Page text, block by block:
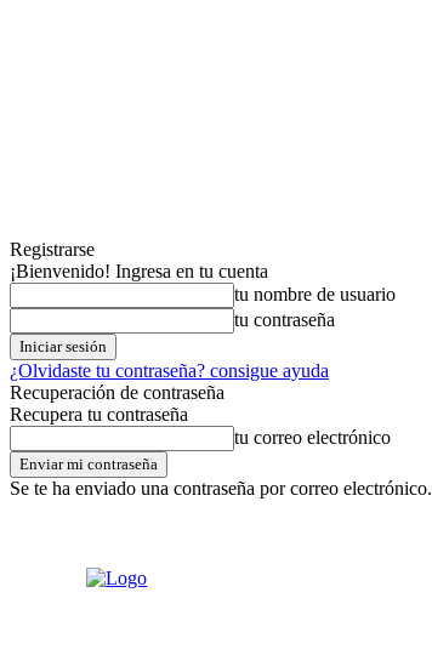
Registrarse
¡Bienvenido! Ingresa en tu cuenta
tu nombre de usuario
tu contraseña
¿Olvidaste tu contraseña? consigue ayuda
Recuperación de contraseña
Recupera tu contraseña
tu correo electrónico
Se te ha enviado una contraseña por correo electrónico.